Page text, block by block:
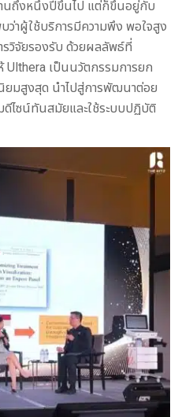
นถึงหนึ่งปีขึ้นไป แต่ก็ขึ้นอยู่กับ
ว่าผู้ใช้บริการมีความพึง พอใจสูง
วิจัยรองรับ ด้วยผลลัพธ์ที่
Ulthera เป็นนวัตกรรมการยก
ยมสูงสุด นำไปสู่การพัฒนาต่อย
ไซน์ทันสมัยและใช้ระบบปฏิบัติ